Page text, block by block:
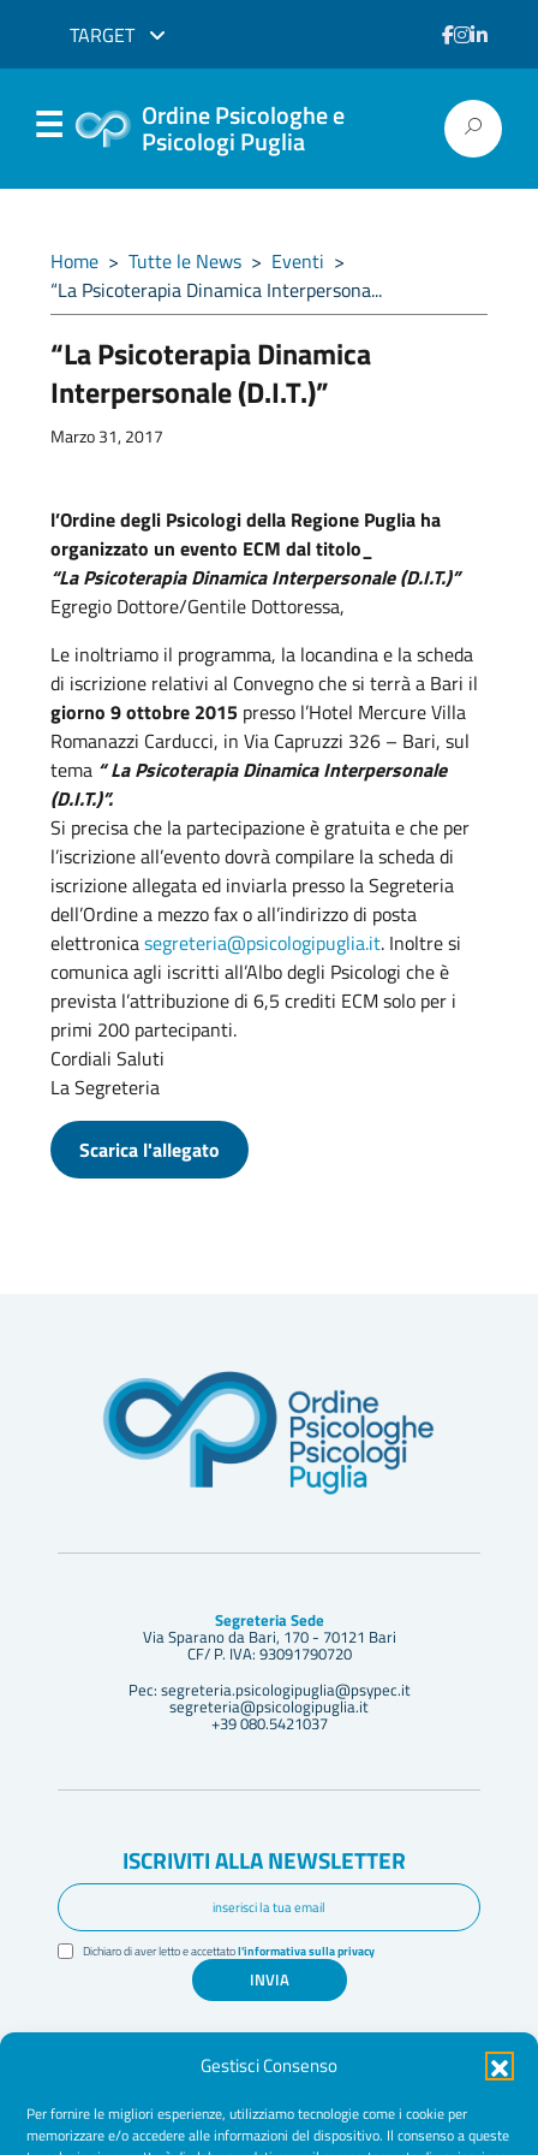
Gestisci Consenso
Per fornire le migliori esperienze, utilizziamo tecnologie come i cookie per
memorizzare e/o accedere alle informazioni del dispositivo. Il consenso a queste
TARGET
Ordine Psicologhe e
Psicologi Puglia
Home > Tutte le News > Eventi >
“La Psicoterapia Dinamica Interpersona...
“La Psicoterapia Dinamica
Interpersonale (D.I.T.)”
Marzo 31, 2017
l’Ordine degli Psicologi della Regione Puglia ha
organizzato un evento ECM dal titolo_
“La Psicoterapia Dinamica Interpersonale (D.I.T.)”
Egregio Dottore/Gentile Dottoressa,
Le inoltriamo il programma, la locandina e la scheda
di iscrizione relativi al Convegno che si terrà a Bari il
giorno 9 ottobre 2015 presso l’Hotel Mercure Villa
Romanazzi Carducci, in Via Capruzzi 326 – Bari, sul
tema “ La Psicoterapia Dinamica Interpersonale
(D.I.T.)”.
Si precisa che la partecipazione è gratuita e che per
l’iscrizione all’evento dovrà compilare la scheda di
iscrizione allegata ed inviarla presso la Segreteria
dell’Ordine a mezzo fax o all’indirizzo di posta
elettronicasegreteria@psicologipuglia.it. Inoltre si
comunica agli iscritti all’Albo degli Psicologi che è
prevista l’attribuzione di 6,5 crediti ECM solo per i
primi 200 partecipanti.
Cordiali Saluti
La Segreteria
Scarica l'allegato
Segreteria Sede
Via Sparano da Bari, 170 - 70121 Bari
CF/ P. IVA: 93091790720
Pec: segreteria.psicologipuglia@psypec.it
segreteria@psicologipuglia.it
+39 080.5421037
ISCRIVITI ALLA NEWSLETTER
Dichiaro di aver letto e accettatol'informativa sulla privacy
INVIA